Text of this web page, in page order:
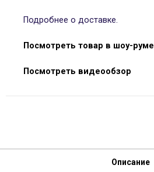
Подробнее о доставке.
Посмотреть товар в шоу-руме
Посмотреть видеообзор
Описание